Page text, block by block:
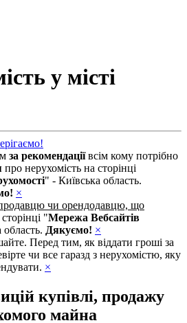
у місті
за рекомендаціївсім кому потрібно
про нерухомість на сторінці
" - Київська область.
×
чи орендодавцю, що
"Мережа Вебсайтів
область. Дякуємо! ×
Перед тим, як віддати гроші за
чи все гаразд з нерухомістю, яку
×
купівлі, продажу
майна